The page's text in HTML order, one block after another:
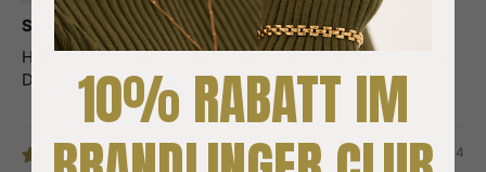
Super hübsch
Habe lange danach gesucht und endlich gefunden. Kein
Drücken, kein Ziehen, einfach bequem.
31/12/24
10% RABATT IM